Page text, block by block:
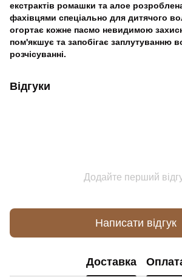
екстрактів ромашки та алое
фахівцями спеціально для дитячого
огортає кожне пасмо невидимою
пом'якшує та запобігає заплутуванню
розчісуванні.
Відгуки
Додайте перший
Написати відгук
Доставка